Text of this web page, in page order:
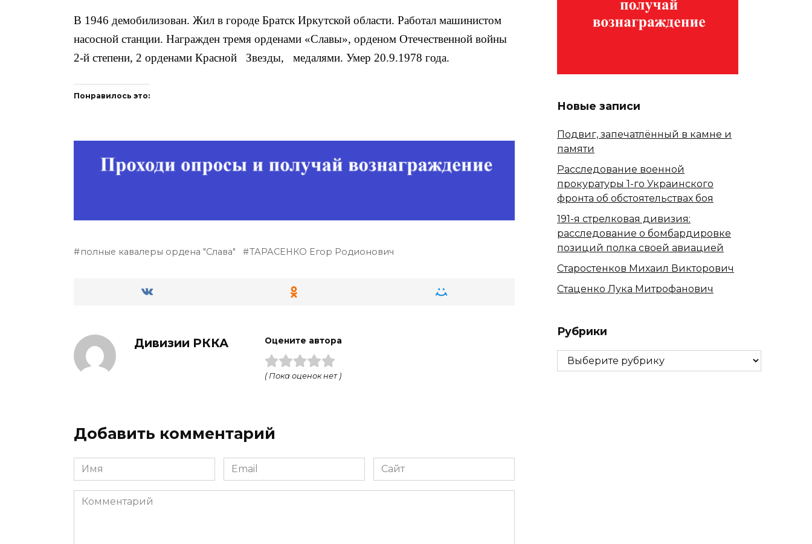
В 1946 демобилизован. Жил в городе Братск Иркутской области. Работал машини­стом
насосной станции. Награжден тремя орденами «Славы», орденом Отечественной войны
2-й степени, 2 орденами Красной Звезды, медалями. Умер 20.9.1978 года.
Понравилось это:
полные кавалеры ордена "Слава" ТАРАСЕНКО Егор Родионович
Дивизии РККА Оцените автора
( Пока оценок нет )
Добавить комментарий
Имя Email Сайт
Комментарий
Новые записи
Подвиг, запечатлённый в камне и
памяти
Расследование военной
прокуратуры 1-го Украинского
фронта об обстоятельствах боя
191-я стрелковая дивизия:
расследование о бомбардировке
позиций полка своей авиацией
Старостенков Михаил Викторович
Стаценко Лука Митрофанович
Рубрики
Рубрики